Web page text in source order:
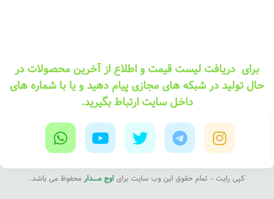
برای دریافت لیست قیمت و اطلاع از آخرین محصولات در
حال تولید در شبکه های مجازی پیام دهید و یا با شماره های
داخل سایت ارتباط بگیرید.
کپی رایت – تمام حقوق این وب سایت برای اوج مــــدار محفوظ می باشد.